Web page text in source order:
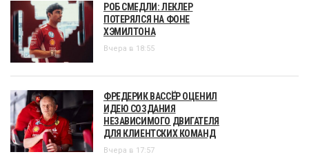
РОБ СМЕДЛИ: ЛЕКЛЕР
ПОТЕРЯЛСЯ НА ФОНЕ
ХЭМИЛТОНА
Вчера в 18:55
ФРЕДЕРИК ВАССЁР ОЦЕНИЛ
ИДЕЮ СОЗДАНИЯ
НЕЗАВИСИМОГО ДВИГАТЕЛЯ
ДЛЯ КЛИЕНТСКИХ КОМАНД
Вчера в 17:57